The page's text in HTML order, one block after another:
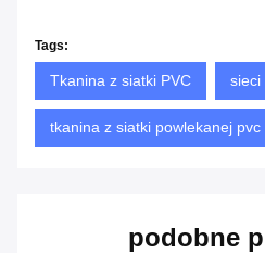
Tags:
Tkanina z siatki PVC sieci
tkanina z siatki powlekanej pvc
podobne